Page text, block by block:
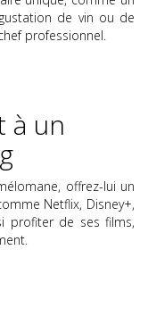
de vin ou de
professionnel.
à un
offrez-lui un
Netflix, Disney+,
profiter de ses films,